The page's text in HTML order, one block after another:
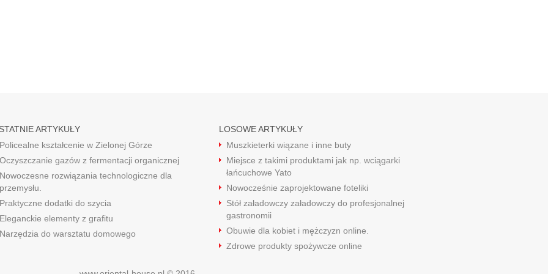
ARTYKUŁY
kształcenie w Zielonej Górze
gazów z fermentacji organicznej
rozwiązania technologiczne dla
dodatki do szycia
elementy z grafitu
do warsztatu domowego
LOSOWE ARTYKUŁY
Muszkieterki wiązane i inne buty
Miejsce z takimi produktami jak np. wciągarki
łańcuchowe Yato
Nowocześnie zaprojektowane foteliki
Stół załadowczy załadowczy do profesjonalnej
gastronomii
Obuwie dla kobiet i mężczyzn online.
Zdrowe produkty spożywcze online